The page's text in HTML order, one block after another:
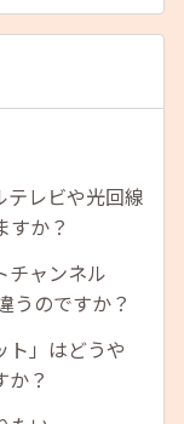
テレビや光回線
すか？
チャンネル
うのですか？
ト」はどうや
か？